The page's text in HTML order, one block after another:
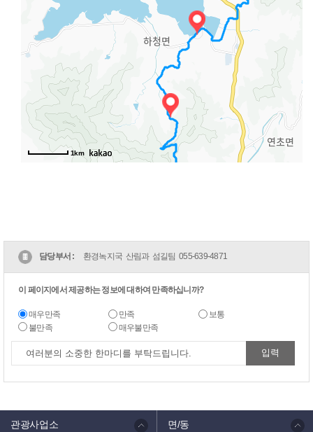
1km
담당부서 : 환경녹지국 산림과 섬길팀 055-639-4871
이 페이지에서 제공하는 정보에 대하여 만족하십니까?
매우만족 만족
보통
불만족
매우불만족
관광사업소 면/동